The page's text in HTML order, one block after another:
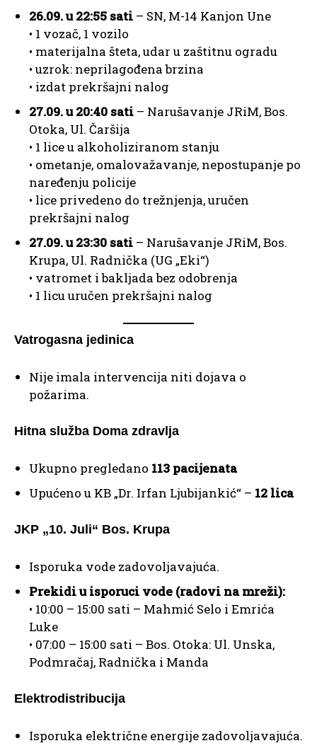
26.09. u 22:55 sati – SN, M-14 Kanjon Une
• 1 vozač, 1 vozilo
• materijalna šteta, udar u zaštitnu ogradu
• uzrok: neprilagođena brzina
• izdat prekršajni nalog
27.09. u 20:40 sati – Narušavanje JRiM, Bos.
Otoka, Ul. Čaršija
• 1 lice u alkoholiziranom stanju
• ometanje, omalovažavanje, nepostupanje po
naređenju policije
• lice privedeno do trežnjenja, uručen
prekršajni nalog
27.09. u 23:30 sati – Narušavanje JRiM, Bos.
Krupa, Ul. Radnička (UG „Eki“)
• vatromet i bakljada bez odobrenja
• 1 licu uručen prekršajni nalog
Vatrogasna jedinica
Nije imala intervencija niti dojava o
požarima.
Hitna služba Doma zdravlja
Ukupno pregledano 113 pacijenata
Upućeno u KB „Dr. Irfan Ljubijankić“ – 12 lica
JKP „10. Juli“ Bos. Krupa
Isporuka vode zadovoljavajuća.
Prekidi u isporuci vode (radovi na mreži):
• 10:00 – 15:00 sati – Mahmić Selo i Emrića
Luke
• 07:00 – 15:00 sati – Bos. Otoka: Ul. Unska,
Podmračaj, Radnička i Manda
Elektrodistribucija
Isporuka električne energije zadovoljavajuća.